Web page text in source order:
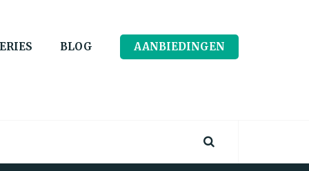
BLOG AANBIEDINGEN